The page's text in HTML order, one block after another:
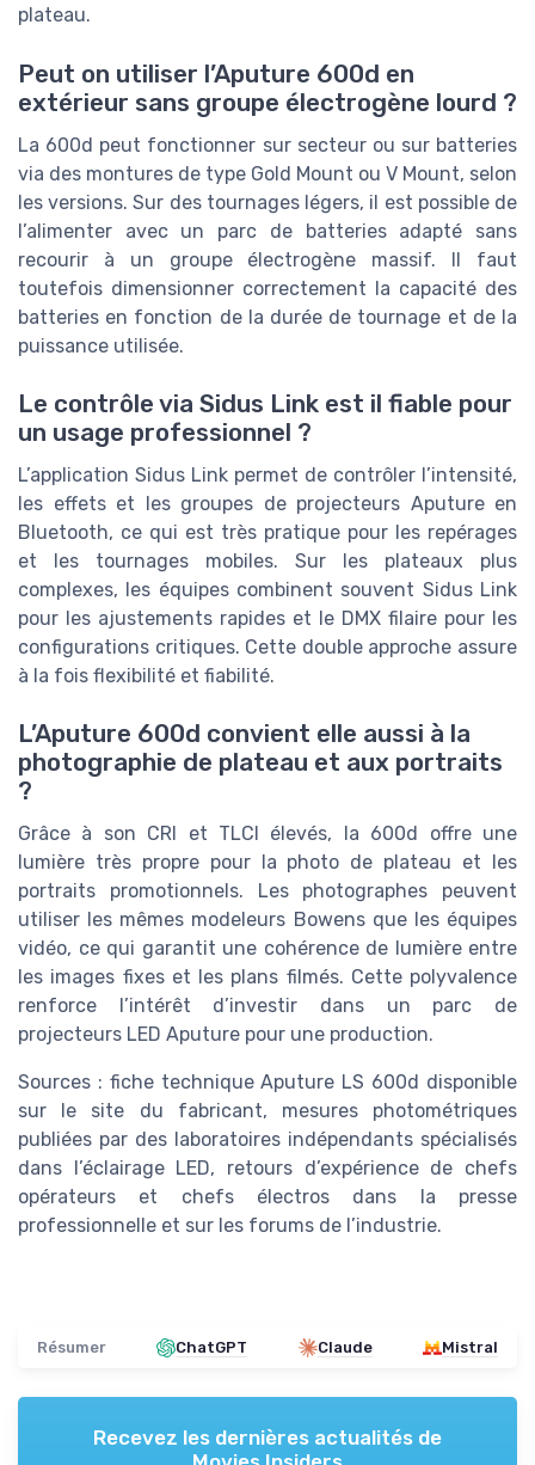
plateau.
Peut on utiliser l’Aputure 600d en
extérieur sans groupe électrogène lourd ?
La 600d peut fonctionner sur secteur ou sur batteries
via des montures de type Gold Mount ou V Mount, selon
les versions. Sur des tournages légers, il est possible de
l’alimenter avec un parc de batteries adapté sans
recourir à un groupe électrogène massif. Il faut
toutefois dimensionner correctement la capacité des
batteries en fonction de la durée de tournage et de la
puissance utilisée.
Le contrôle via Sidus Link est il fiable pour
un usage professionnel ?
L’application Sidus Link permet de contrôler l’intensité,
les effets et les groupes de projecteurs Aputure en
Bluetooth, ce qui est très pratique pour les repérages
et les tournages mobiles. Sur les plateaux plus
complexes, les équipes combinent souvent Sidus Link
pour les ajustements rapides et le DMX filaire pour les
configurations critiques. Cette double approche assure
à la fois flexibilité et fiabilité.
L’Aputure 600d convient elle aussi à la
photographie de plateau et aux portraits
?
Grâce à son CRI et TLCI élevés, la 600d offre une
lumière très propre pour la photo de plateau et les
portraits promotionnels. Les photographes peuvent
utiliser les mêmes modeleurs Bowens que les équipes
vidéo, ce qui garantit une cohérence de lumière entre
les images fixes et les plans filmés. Cette polyvalence
renforce l’intérêt d’investir dans un parc de
projecteurs LED Aputure pour une production.
Sources : fiche technique Aputure LS 600d disponible
sur le site du fabricant, mesures photométriques
publiées par des laboratoires indépendants spécialisés
dans l’éclairage LED, retours d’expérience de chefs
opérateurs et chefs électros dans la presse
professionnelle et sur les forums de l’industrie.
Résumer ChatGPT Claude Mistral
Recevez les dernières actualités de